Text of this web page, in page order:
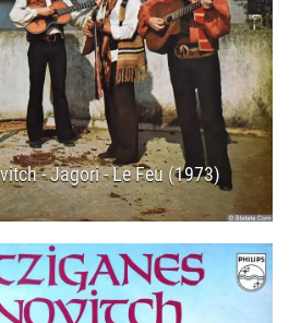
- Jagori - Le Feu (1973)